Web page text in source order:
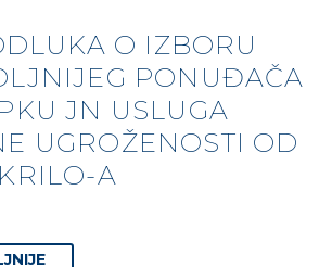
O IZBORU
PONUĐAČA
JN USLUGA
UGROŽENOSTI OD
A